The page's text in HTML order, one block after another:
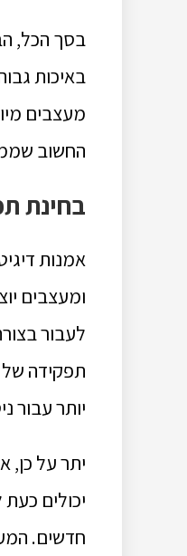
באיכות
החשוב
בחינת
אמנות
לעבור
תפקידה של
יותר עבור
יתר על כן,
יכולים
חדשים.